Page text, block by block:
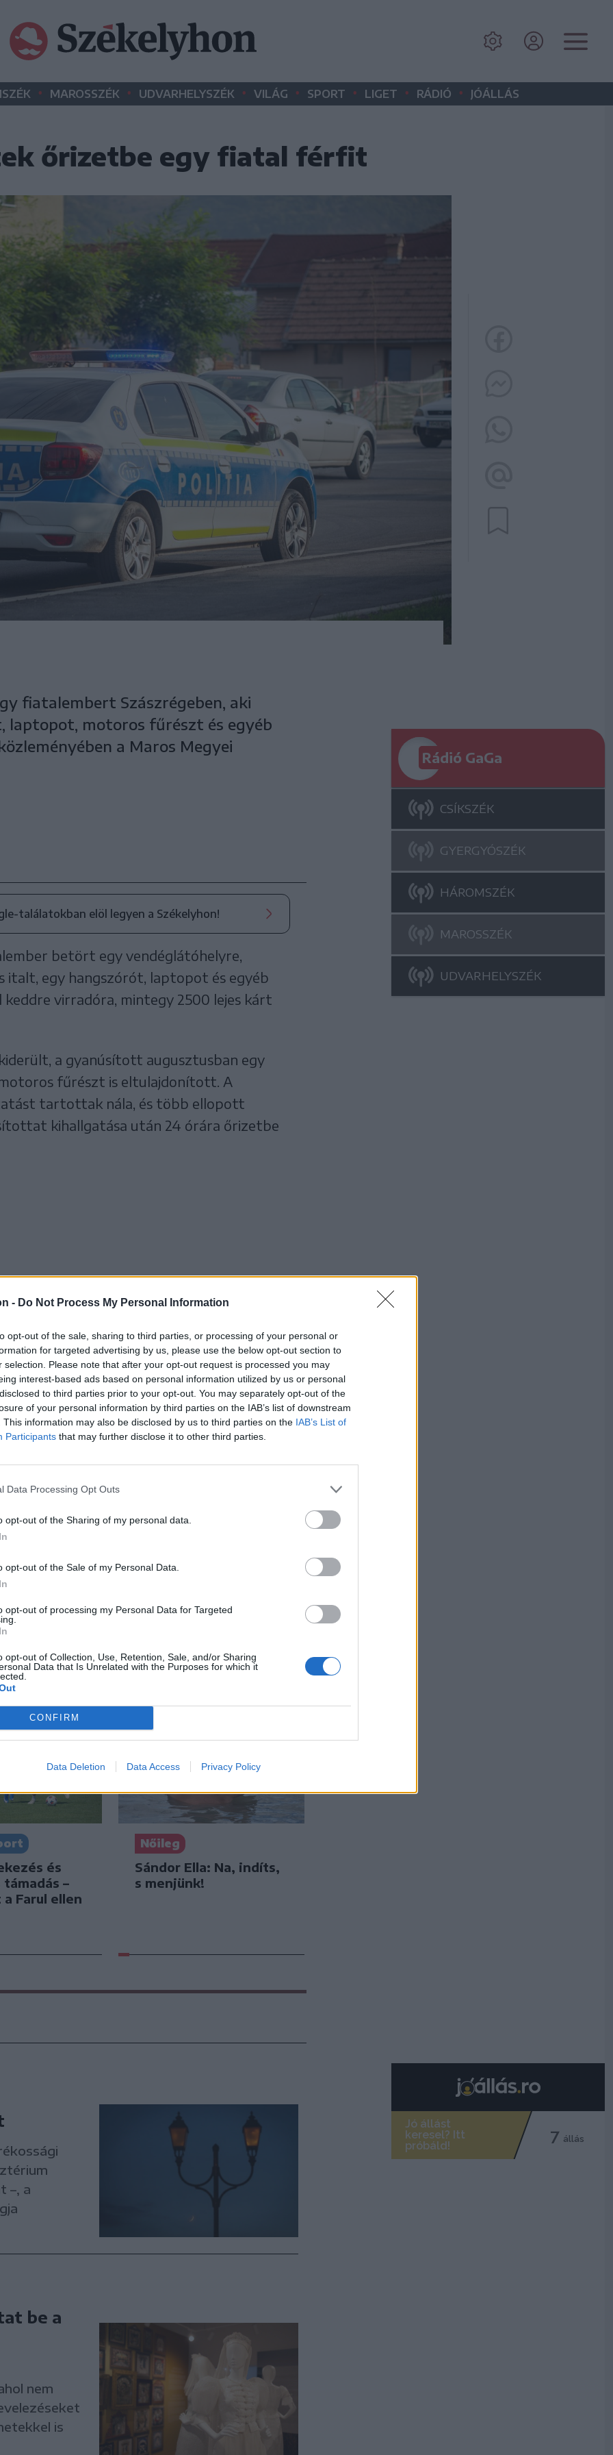
- Do Not Process My Personal Information
opt-out of the sale, sharing to third parties, or processing of your personal or
for targeted advertising by us, please use the below opt-out section to
selection. Please note that after your opt-out request is processed you may
interest-based ads based on personal information utilized by us or personal
to third parties prior to your opt-out. You may separately opt-out of the
of your personal information by third parties on the IAB’s list of downstream
This information may also be disclosed by us to third parties on the IAB’s List of
Participants that may further disclose it to other third parties.
Data Processing Opt Outs
opt-out of the Sharing of my personal data.
opt-out of the Sale of my Personal Data.
opt-out of processing my Personal Data for Targeted
opt-out of Collection, Use, Retention, Sale, and/or Sharing
Data that Is Unrelated with the Purposes for which it
CONFIRM
Data Deletion Data Access Privacy Policy
• MAROSSZÉK • UDVARHELYSZÉK • VILÁG • SPORT • LIGET • RÁDIÓ • JÓÁLLÁS
őrizetbe egy fiatal férfit
fiatalembert Szászrégeben, aki
laptopot, motoros fűrészt és egyéb
a Maros Megyei
találatokban elöl legyen a Székelyhon!
betört egy vendéglátóhelyre,
italt, egy hangszórót, laptopot és egyéb
virradóra, mintegy 2500 lejes kárt
a gyanúsított augusztusban egy
fűrészt is eltulajdonított. A
tartottak nála, és több ellopott
kihallgatása után 24 órára őrizetbe
Rádió GaGa
CSÍKSZÉK
GYERGYÓSZÉK
HÁROMSZÉK
MAROSSZÉK
UDVARHELYSZÉK
több
folyón
Súlyos veszteség,
csapatkapitányát
és
–
Farul ellen
Nőileg
Sándor Ella: Na, indíts,
s menjünk!
–, a
be a
nem
is